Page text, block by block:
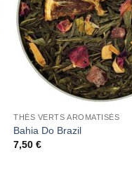
THÉS VERTS AROMATISÉS
Bahia Do Brazil
7,50€